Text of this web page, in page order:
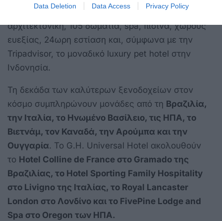
Data Deletion Data Access Privacy Policy
πεντάστερο ξενοδοχείο με αναγεννησιακή
αρχιτεκτονική, 105 δωμάτια, spa, πισίνα, χώρους
ευεξίας, 24ωρη εστίαση και, σύμφωνα με την
Tripadvisor, το μοναδικό luxury pet hotel στην
Ινδονησία.
Τη δεκάδα των καλύτερων ξενοδοχείων στον
κόσμο συμπληρώνουν μονάδες από τη Βραζιλία,
την Ιταλία, το Ηνωμένο Βασίλειο, τις ΗΠΑ, το
Βιετνάμ, τον Καναδά, την Αρούμπα και την
Ουγγαρία. Το G.H. Universal Hotel ακολουθούν
το Hotel Colline de France στο Gramado της
Βραζιλίας, το Hotel Sporting Family Hospitality
στο Livigno της Ιταλίας, το Royal Lancaster
London στο Λονδίνο και το FivePine Lodge and
Spa στο Oregon των ΗΠΑ.